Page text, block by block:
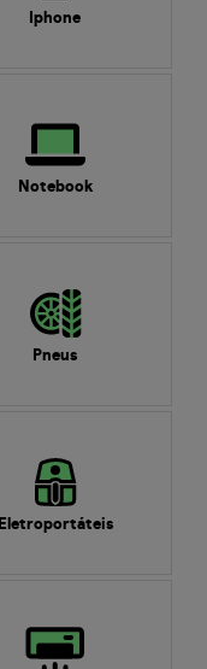
Iphone
Notebook
Pneus
Eletroportáteis